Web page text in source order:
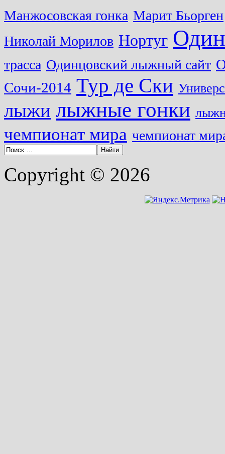
Манжосовская гонка Марит Бьорген
Николай Морилов Нортуг
трасса Одинцовский лыжный сайт
Сочи-2014 Тур де Ски
лыжи лыжные гонки
чемпионат мира чемпионат
Copyright © 2026